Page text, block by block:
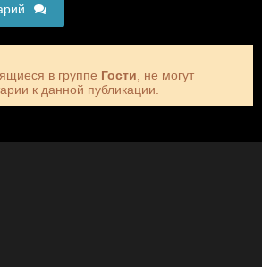
в группе Гости , не могут
к данной публикации.